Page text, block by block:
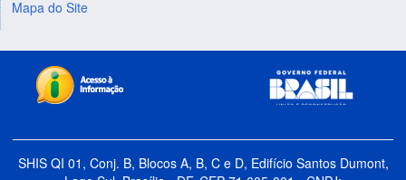
Mapa do Site
SHIS QI 01, Conj. B, Blocos A, B, C e D, Edifício Santos Dumont,